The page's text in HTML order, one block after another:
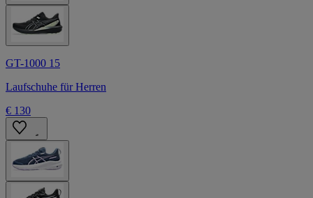
GT-1000 15
Laufschuhe für Herren
€ 130